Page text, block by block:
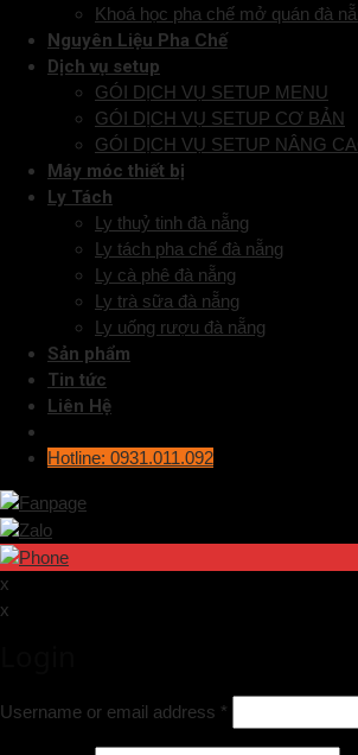
Khoá học pha chế mở quán đà
Nguyên Liệu Pha Chế
Dịch vụ setup
GÓI DỊCH VỤ SETUP MENU
GÓI DỊCH VỤ SETUP CƠ BẢN
GÓI DỊCH VỤ SETUP NÂNG
Máy móc thiết bị
Ly Tách
Ly thuỷ tinh đà nẵng
Ly tách pha chế đà nẵng
Ly cà phê đà nẵng
Ly trà sữa đà nẵng
Ly uống rượu đà nẵng
Sản phẩm
Tin tức
Liên Hệ
Hotline: 0931.011.092
x
x
Username or email address *